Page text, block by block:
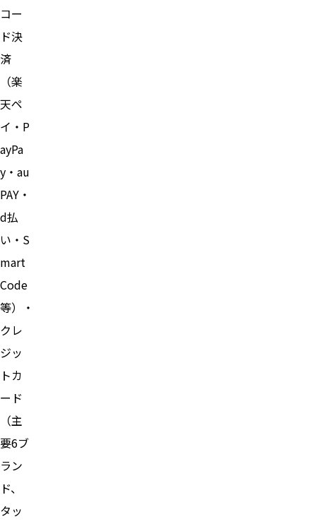
コー
ド決
済
（楽
天ペ
イ・P
ayPa
y・au
PAY・
d払
い・S
mart
Code
等）・
クレ
ジッ
トカ
ード
（主
要6ブ
ラン
ド、
タッ